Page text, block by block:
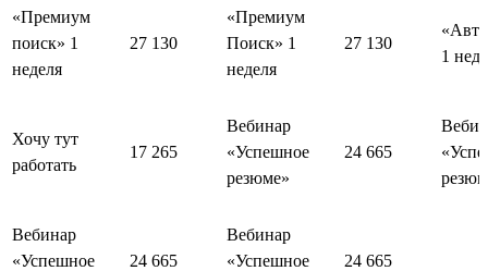
«Премиум
поиск» 1
неделя
27 130
«Премиум
Поиск» 1
неделя
27 130
1
Хочу тут
работать
17 265
Вебинар
«Успешное
резюме»
24 665
Вебинар
«Успешное
24 665
Вебинар
«Успешное
24 665